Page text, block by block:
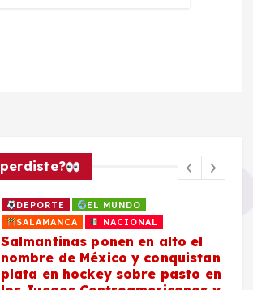
DEPORTE
EL MUNDO
SALAMANCA
NACIONAL
Salmantinas ponen en alto el
nombre de México y conquistan
plata en hockey sobre pasto en